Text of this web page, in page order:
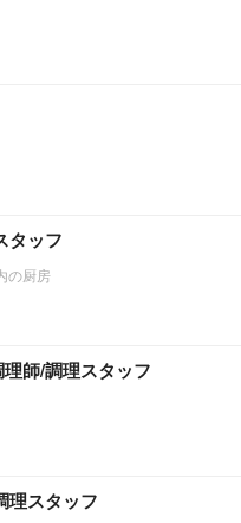
タッフ
の厨房
師/調理スタッフ
理スタッフ